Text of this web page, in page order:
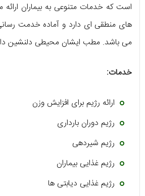
است که خدمات متنوعی به بیماران
های منطقی ای دارد و آماده خدمت
می باشد. مطب ایشان محیطی دلنشین
خدمات:
ارائه رژیم برای افزایش وزن
رژیم دوران بارداری
رژیم شیردهی
رژیم غذایی بیماران
رژیم غذایی دیابتی ها